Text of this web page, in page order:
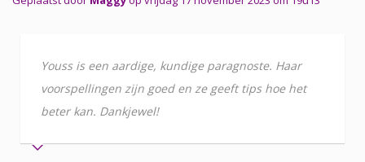
Youss is een aardige, kundige paragnoste. Haar
voorspellingen zijn goed en ze geeft tips hoe het
beter kan. Dankjewel!